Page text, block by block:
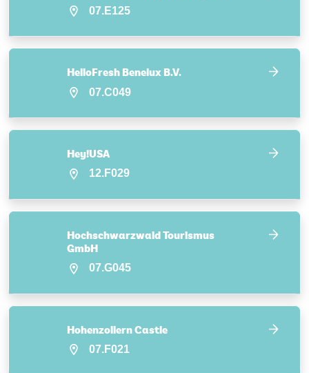
07.E125
HelloFresh Benelux B.V.
07.C049
Hey!USA
12.F029
Hochschwarzwald Tourismus
GmbH
07.G045
Hohenzollern Castle
07.F021